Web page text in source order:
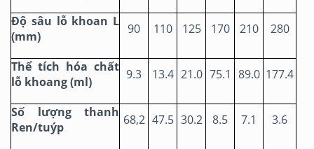
Độ sâu lỗ khoan L
(mm)
90 110 125 170 210 280
Thể tích hóa chất
lỗ khoang (ml)
9.3 13.4 21.0 75.1 89.0 177.4
Số lượng thanh
Ren/tuýp
68,2 47.5 30.2 8.5 7.1 3.6